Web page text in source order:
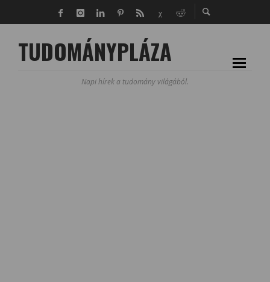
TUDOMÁNYPLÁZA
Napi hírek a tudomány világából.